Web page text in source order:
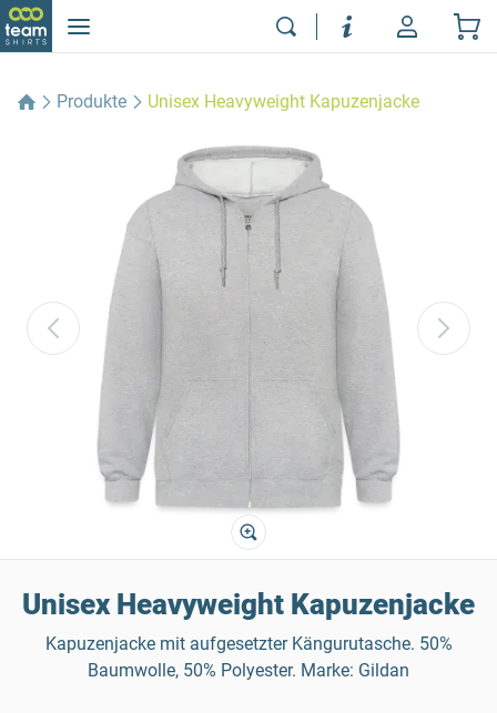
Produkte Unisex Heavyweight Kapuzenjacke
Unisex Heavyweight Kapuzenjacke
Kapuzenjacke mit aufgesetzter Kängurutasche. 50%
Baumwolle, 50% Polyester. Marke: Gildan